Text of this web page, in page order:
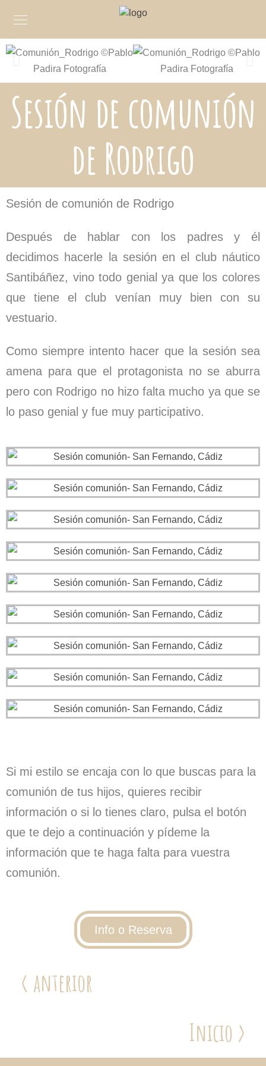
Sesión de comunión
de Rodrigo
Sesión de comunión de Rodrigo
Después de hablar con los padres y él
decidimos hacerle la sesión en el club náutico
Santibáñez, vino todo genial ya que los colores
que tiene el club venían muy bien con su
vestuario.
Como siempre intento hacer que la sesión sea
amena para que el protagonista no se aburra
pero con Rodrigo no hizo falta mucho ya que se
lo paso genial y fue muy participativo.
Si mi estilo se encaja con lo que buscas para la
comunión de tus hijos, quieres recibir
información o si lo tienes claro, pulsa el botón
que te dejo a continuación y pídeme la
información que te haga falta para vuestra
comunión.
Info o Reserva
< anterior
Inicio >